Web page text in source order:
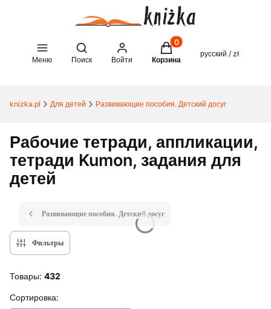
Меню
Open search engine
Поиск Войти
Товары в корзине: 0.
Корзина
русский / zł
knizka.pl Для детей Развивающие пособия. Детский досуг
Рабочие тетради, аппликации,
тетради Kumon, задания для
детей
Развивающие пособия. Детский досуг
Фильтры
Товары: 432
Список товаров
Сортировка: